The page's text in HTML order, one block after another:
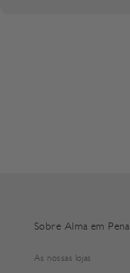
Sobre Alma em Pena
As nossas lojas